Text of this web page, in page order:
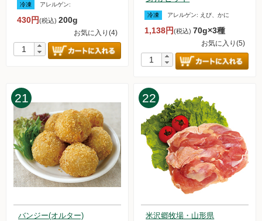
2023.9.9【毎週土曜日更新！】アイテムを更新しました。
2023.9.2【毎週土曜日更新！】アイテムを更新しました。
2023.8.26【毎週土曜日更新！】アイテムを更新しました。
一部「品名」と「品名画像・価格」が一致しないものが公開さ
れていたことについて
2023.8.14 台風7号の影響に関しまして、出荷および配送の遅
延について
2023.8.12【毎週土曜日更新！】アイテムを更新しました。
2023.8.5【毎週土曜日更新！】アイテムを更新しました。
2023.7.29【毎週土曜日更新！】アイテムを更新しました。
2023.7.22【毎週土曜日更新！】アイテムを更新しました。
2023.7.15【毎週土曜日更新！】アイテムを更新しました。
2023.7.8【毎週土曜日更新！】アイテムを更新しました。
2023.7.1【お知らせ】アイスクリーム・アイスキャンデー・お
試しセットの販売再開のお知らせ
2023.7.1【毎週土曜日更新！】アイテムを更新しました。
冷凍 アレルゲン:
430円(税込) 200g
お気に入り(4)
冷凍 アレルゲン: えび、かに
1,138円(税込)70g×3種
お気に入り(5)
21
バンジー(オルター)
22
米沢郷牧場・山形県